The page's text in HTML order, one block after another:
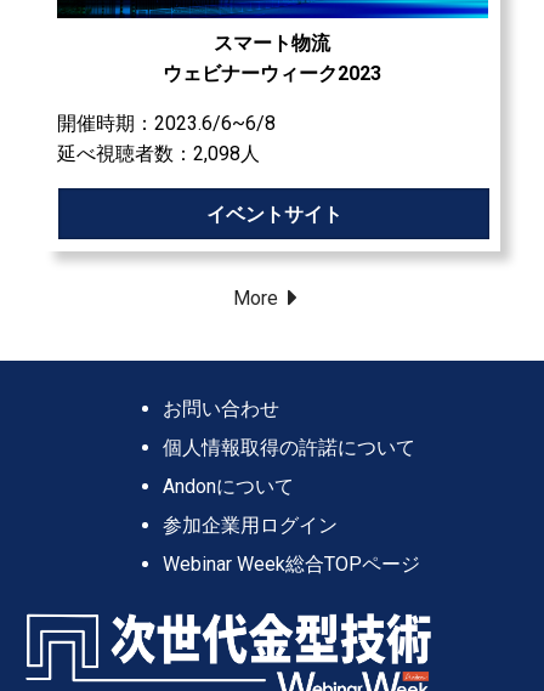
スマート物流
ウェビナーウィーク2023
開催時期：2023.6/6~6/8
延べ視聴者数：2,098⼈
イベントサイト
More
お問い合わせ
個人情報取得の許諾について
Andonについて
参加企業用ログイン
Webinar Week総合TOPページ